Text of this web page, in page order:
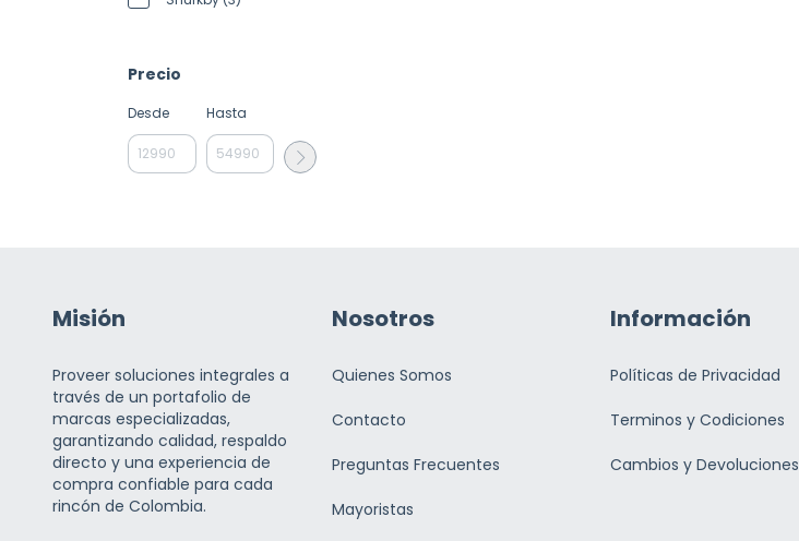
Precio
Desde Hasta
Misión
Proveer soluciones integrales a
través de un portafolio de
marcas especializadas,
garantizando calidad, respaldo
directo y una experiencia de
compra confiable para cada
rincón de Colombia.
Nosotros
Quienes Somos
Contacto
Preguntas Frecuentes
Mayoristas
Información
Políticas de Privacidad
Terminos y Codiciones
Cambios y Devoluciones